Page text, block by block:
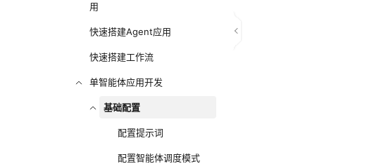
用
快速搭建Agent应用
快速搭建工作流
单智能体应用开发
基础配置
配置提示词
配置智能体调度模式